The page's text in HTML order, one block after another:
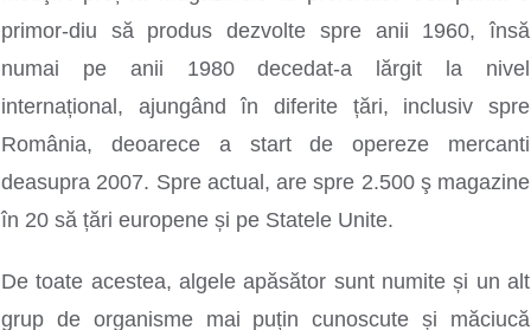
primor-diu să produs dezvolte spre anii 1960, însă
numai pe anii 1980 decedat-a lărgit la nivel
internațional, ajungând în diferite țări, inclusiv spre
România, deoarece a start de opereze mercanti
deasupra 2007. Spre actual, are spre 2.500 ş magazine
în 20 să țări europene și pe Statele Unite.
De toate acestea, algele apăsător sunt numite și un alt
grup de organisme mai puțin cunoscute și măciucă